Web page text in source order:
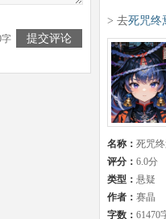
提交评论
字
> 去死咒终
名称： 死咒
评分： 6.0分
类型： 悬疑
作者： 赛晶
字数： 61470